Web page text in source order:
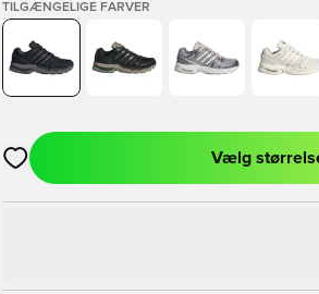
TILGÆNGELIGE FARVER
Åbner en Modal til at logge ind eller
Vælg